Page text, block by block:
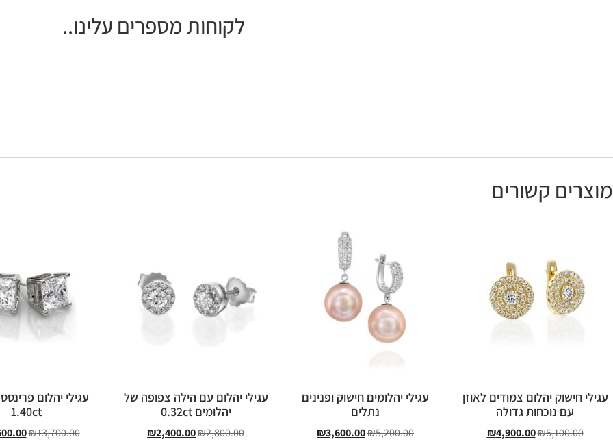
לקוחות מספרים עלינו..
מוצרים קשורים
עגילי חישוק יהלום צמודים לאוזן
עם נוכחות גדולה
₪6,100.00
₪4,900.00
עגילי יהלומים חישוק ופנינים
נתלים
₪5,200.00
₪3,600.00
עגילי יהלום עם הילה צפופה של
יהלומים 0.32ct
₪2,800.00
₪2,400.00
עגילי יהלום
1.40ct
₪13,700.00